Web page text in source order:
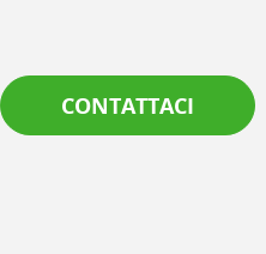
CONTATTACI